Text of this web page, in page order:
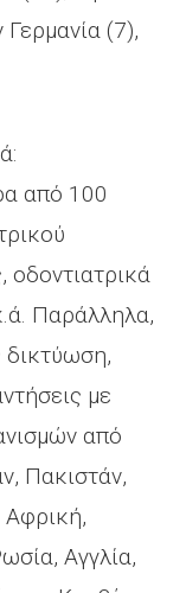
Γερμανία (7),
από 100
οδοντιατρικά
Παράλληλα,
δικτύωση,
με
από
Πακιστάν,
Αφρική,
Αγγλία,